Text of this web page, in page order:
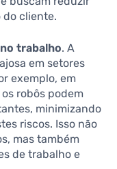
do cliente.
trabalho. A
em setores
exemplo, em
robôs podem
minimizando
riscos. Isso não
mas também
de trabalho e